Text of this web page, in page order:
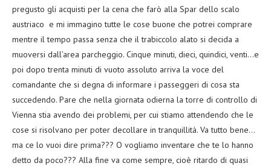
pregusto gli acquisti per la cena che farò alla Spar dello scalo
austriaco e mi immagino tutte le cose buone che potrei comprare
mentre il tempo passa senza che il trabiccolo alato si decida a
muoversi dall’area parcheggio. Cinque minuti, dieci, quindici, venti…e
poi dopo trenta minuti di vuoto assoluto arriva la voce del
comandante che si degna di informare i passeggeri di cosa sta
succedendo. Pare che nella giornata odierna la torre di controllo di
Vienna stia avendo dei problemi, per cui stiamo attendendo che le
cose si risolvano per poter decollare in tranquillità. Va tutto bene…
ma ce lo vuoi dire prima??? O vogliamo inventare che te lo hanno
detto da poco??? Alla fine va come sempre, cioè ritardo di quasi